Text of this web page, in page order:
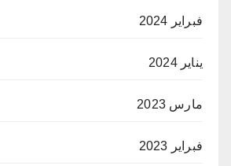
فبراير 2024
يناير 2024
مارس 2023
فبراير 2023